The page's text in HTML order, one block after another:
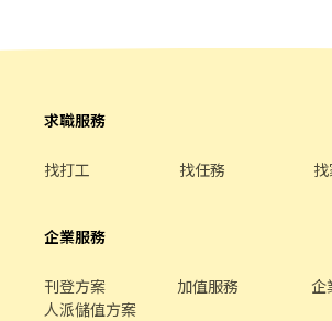
求職服務
找打工 找任務
企業服務
刊登方案 加值服務
企
人派儲值方案